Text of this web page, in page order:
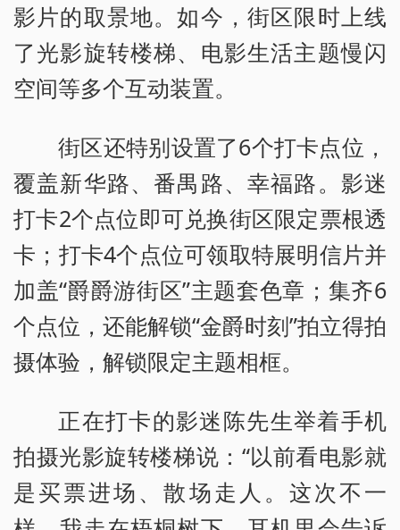
影片的取景地。如今，街区限时上线
了光影旋转楼梯、电影生活主题慢闪
空间等多个互动装置。
街区还特别设置了6个打卡点位，
覆盖新华路、番禺路、幸福路。影迷
打卡2个点位即可兑换街区限定票根透
卡；打卡4个点位可领取特展明信片并
加盖“爵爵游街区”主题套色章；集齐6
个点位，还能解锁“金爵时刻”拍立得拍
摄体验，解锁限定主题相框。
正在打卡的影迷陈先生举着手机
拍摄光影旋转楼梯说：“以前看电影就
是买票进场、散场走人。这次不一